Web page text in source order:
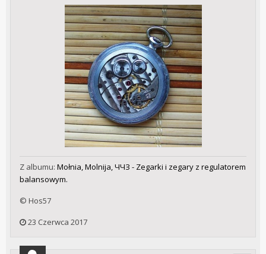
Z albumu: Mołnia, Molnija, ЧЧЗ - Zegarki i zegary z regulatorem
balansowym.
© Hos57
23 Czerwca 2017